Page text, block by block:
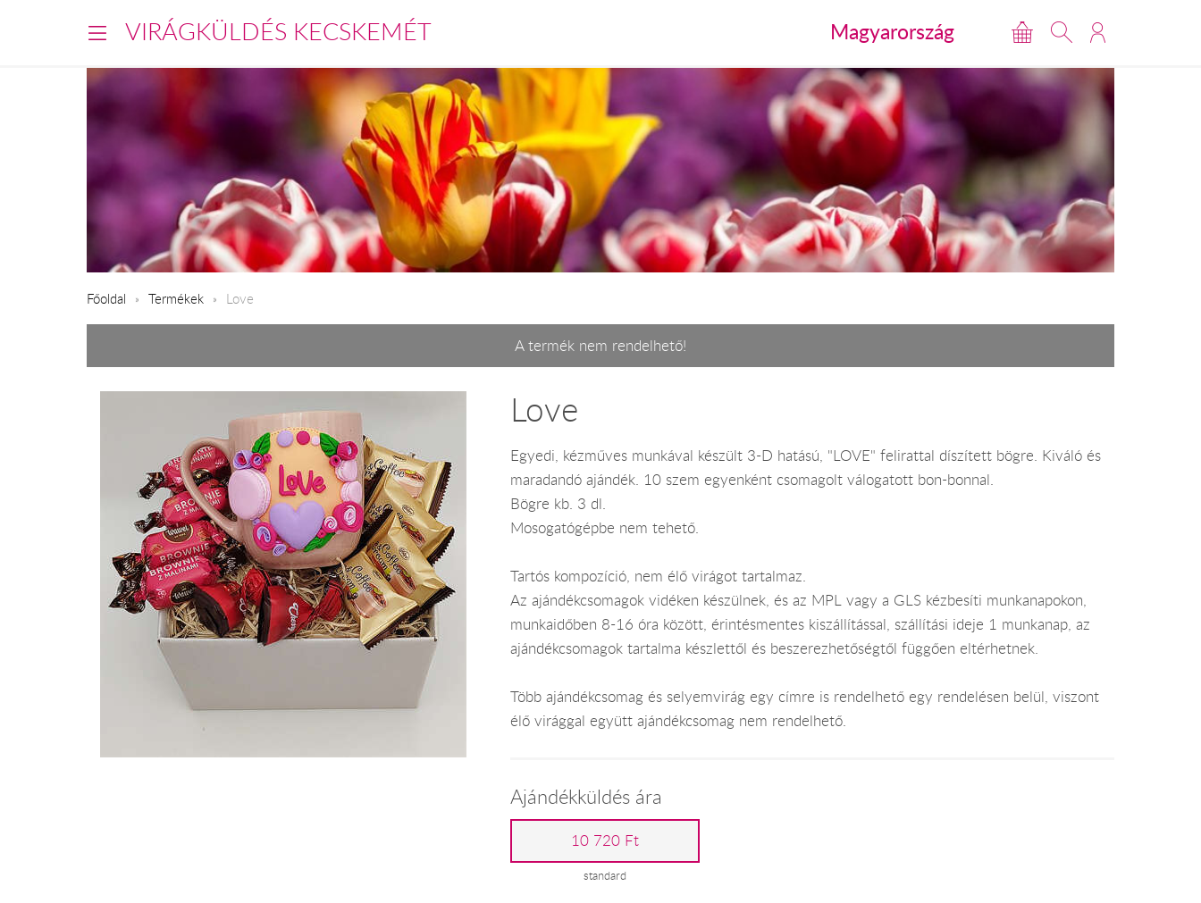
VIRÁGKÜLDÉS KECSKEMÉT Magyarország
Főoldal Termékek Love
A termék nem rendelhető!
Love
Egyedi, kézműves munkával készült 3-D hatású, "LOVE" felirattal díszített bögre. Kiváló és
maradandó ajándék. 10 szem egyenként csomagolt válogatott bon-bonnal.
Bögre kb. 3 dl.
Mosogatógépbe nem tehető.
Tartós kompozíció, nem élő virágot tartalmaz.
Az ajándékcsomagok vidéken készülnek, és az MPL vagy a GLS kézbesíti munkanapokon,
munkaidőben 8-16 óra között, érintésmentes kiszállítással, szállítási ideje 1 munkanap, az
ajándékcsomagok tartalma készlettől és beszerezhetőségtől függően eltérhetnek.
Több ajándékcsomag és selyemvirág egy címre is rendelhető egy rendelésen belül, viszont
élő virággal együtt ajándékcsomag nem rendelhető.
Ajándékküldés ára
10 720 Ft
standard